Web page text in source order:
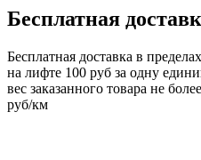
Бесплатная
Бесплатная доставка в
на лифте 100 руб за одну
вес заказанного товара не
руб/км